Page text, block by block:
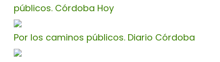
públicos. Córdoba Hoy
Por los caminos públicos. Diario Córdoba